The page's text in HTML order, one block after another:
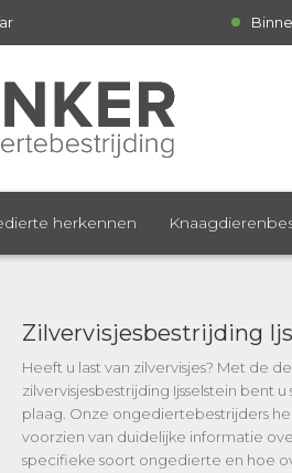
herkennen
Zilvervisjesbestrijding
Heeft u last van zilvervisjes? Met de
zilvervisjesbestrijding Ijsselstein bent
plaag. Onze ongediertebestrijders
voorzien van duidelijke informatie
specifieke soort ongedierte en hoe